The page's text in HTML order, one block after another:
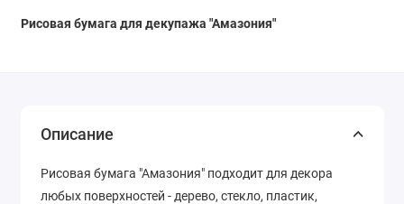
Рисовая бумага для декупажа "Амазония"
Описание
Рисовая бумага "Амазония" подходит для декора
любых поверхностей - дерево, стекло, пластик,